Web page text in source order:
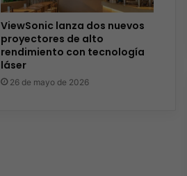
ViewSonic lanza dos nuevos
proyectores de alto
rendimiento con tecnología
láser
26 de mayo de 2026